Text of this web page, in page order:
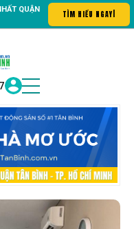
Ký Gửi, Cho Thuê, Dịch vụ
QUẬN
TÌM |